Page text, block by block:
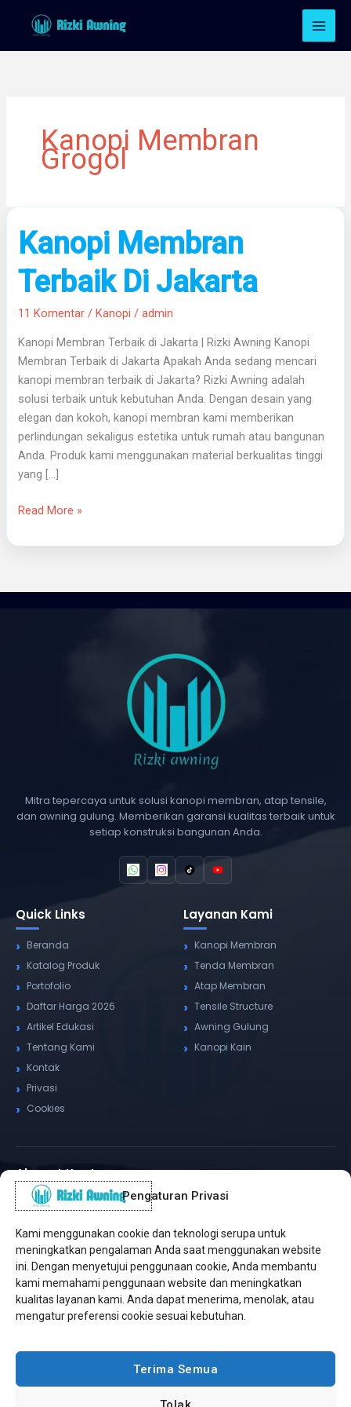
Pengaturan Privasi
Kami menggunakan cookie dan teknologi serupa untuk
meningkatkan pengalaman Anda saat menggunakan website
ini. Dengan menyetujui penggunaan cookie, Anda membantu
kami memahami penggunaan website dan meningkatkan
kualitas layanan kami. Anda dapat menerima, menolak, atau
mengatur preferensi cookie sesuai kebutuhan.
Terima Semua
Kanopi Membran
Grogol
Kanopi Membran
Terbaik Di Jakarta
11 Komentar /Kanopi /admin
Kanopi Membran Terbaik di Jakarta | Rizki Awning Kanopi
Membran Terbaik di Jakarta Apakah Anda sedang mencari
kanopi membran terbaik di Jakarta? Rizki Awning adalah
solusi terbaik untuk kebutuhan Anda. Dengan desain yang
elegan dan kokoh, kanopi membran kami memberikan
perlindungan sekaligus estetika untuk rumah atau bangunan
Anda. Produk kami menggunakan material berkualitas tinggi
yang […]
Kanopi
Membran
Terbaik
Di
Jakarta
Read More »
Mitra tepercaya untuk solusi kanopi membran, atap tensile,
dan awning gulung. Memberikan garansi kualitas terbaik untuk
setiap konstruksi bangunan Anda.
Quick Links
Beranda
Katalog Produk
Portofolio
Daftar Harga 2026
Artikel Edukasi
Tentang Kami
Kontak
Privasi
Cookies
Layanan Kami
Kanopi Membran
Tenda Membran
Atap Membran
Tensile Structure
Awning Gulung
Kanopi Kain
Alamat Kantor
✆ WhatsApp / Telepon
Pusat Sukabumi
Sukamanis, Kadudampit, Sukabumi
Cabang Jakarta
Kembangan, Jakarta Barat
Sektor A3, Tangerang Selatan